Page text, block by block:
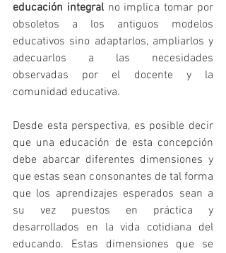
educación integral no implica tomar por
obsoletos a los antiguos modelos
educativos sino adaptarlos, ampliarlos y
adecuarlos a las necesidades
observadas por el docente y la
comunidad educativa.
Desde esta perspectiva, es posible decir
que una educación de esta concepción
debe abarcar diferentes dimensiones y
que estas sean consonantes de tal forma
que los aprendizajes esperados sean a
su vez puestos en práctica y
desarrollados en la vida cotidiana del
educando. Estas dimensiones que se